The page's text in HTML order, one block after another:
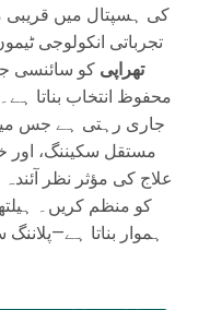
کی ہسپتال میں قریبی
تجرباتی انکولوجی
TCR-T تھراپی کو سائنسی
محفوظ انتخاب بناتا
جاری رہتی ہے جس
مستقل سکیننگ، اور
علاج کی مؤثر نظر
کو منظم کریں۔
ہموار بناتا